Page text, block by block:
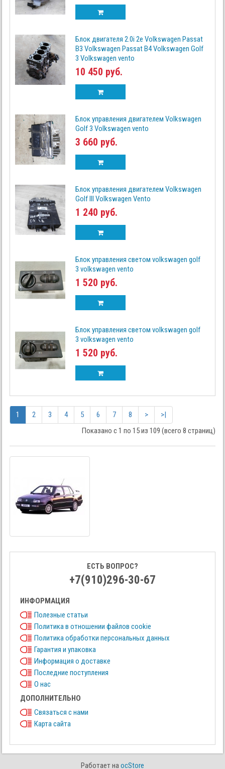
Блок двигателя 2.0i 2e Volkswagen Passat
B3 Volkswagen Passat B4 Volkswagen Golf
3 Volkswagen vento
10 450 руб.
Блок управления двигателем Volkswagen
Golf 3 Volkswagen vento
3 660 руб.
Блок управления двигателем Volkswagen
Golf III Volkswagen Vento
1 240 руб.
Блок управления светом volkswagen golf
3 volkswagen vento
1 520 руб.
Блок управления светом volkswagen golf
3 volkswagen vento
1 520 руб.
1 2 3 4 5 6 7 8 >
>|
Показано с 1 по 15 из 109 (всего 8 страниц)
ЕСТЬ ВОПРОС?
+7(910)296-30-67
ИНФОРМАЦИЯ
Полезные статьи
Политика в отношении файлов cookie
Политика обработки персональных данных
Гарантия и упаковка
Информация о доставке
Последние поступления
О нас
ДОПОЛНИТЕЛЬНО
Связаться с нами
Карта сайта
Работает наocStore